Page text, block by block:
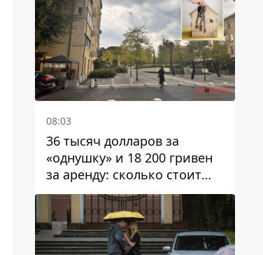
08:03
36 тысяч долларов за
«однушку» и 18 200 гривен
за аренду: сколько стоит
жилье в Днепропетровской
области